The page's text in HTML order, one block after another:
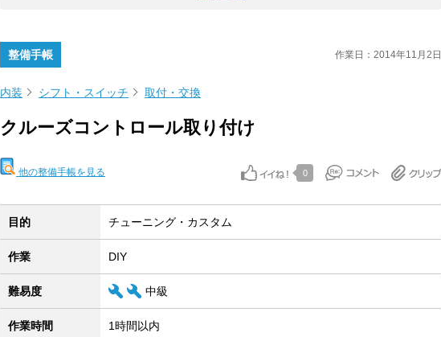
整備手帳 作業日：2014年11月2日
内装 シフト・スイッチ 取付・交換
クルーズコントロール取り付け
他の整備手帳を見る 0
目的 チューニング・カスタム
作業 DIY
難易度 中級
作業時間 1時間以内